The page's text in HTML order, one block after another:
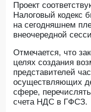
Проект
Налоговый кодекс
на сегодняшнем
внеочередной
Отмечается, что
целях создания
представителей
осуществляющих
сфере,
счета НДС в ГФСЗ.